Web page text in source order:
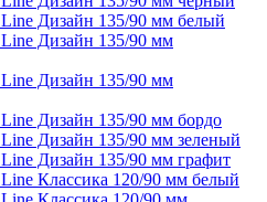
Дизайн 135/90 мм белый
Дизайн 135/90 мм
Дизайн 135/90 мм
Дизайн 135/90 мм бордо
Дизайн 135/90 мм зеленый
Дизайн 135/90 мм графит
Классика 120/90 мм белый